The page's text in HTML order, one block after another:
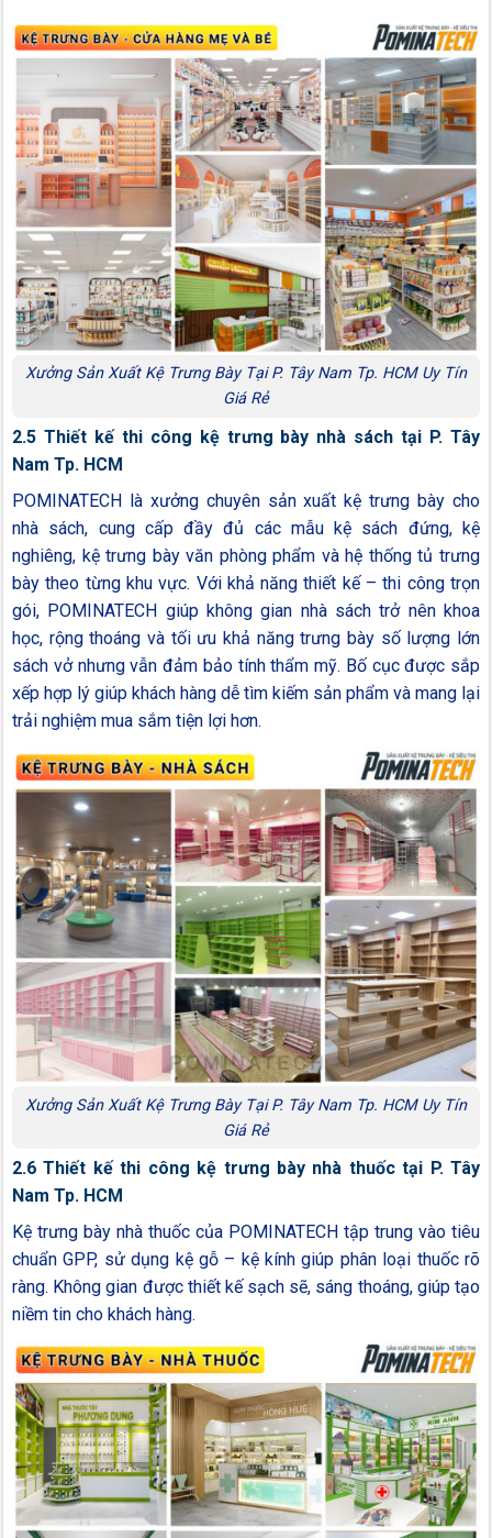
Xưởng Sản Xuất Kệ Trưng Bày Tại P. Tây Nam Tp. HCM Uy Tín
Giá Rẻ
2.5 Thiết kế thi công kệ trưng bày nhà sách tại P. Tây
Nam Tp. HCM
POMINATECH là xưởng chuyên sản xuất kệ trưng bày cho
nhà sách, cung cấp đầy đủ các mẫu kệ sách đứng, kệ
nghiêng, kệ trưng bày văn phòng phẩm và hệ thống tủ trưng
bày theo từng khu vực. Với khả năng thiết kế – thi công trọn
gói, POMINATECH giúp không gian nhà sách trở nên khoa
học, rộng thoáng và tối ưu khả năng trưng bày số lượng lớn
sách vở nhưng vẫn đảm bảo tính thẩm mỹ. Bố cục được sắp
xếp hợp lý giúp khách hàng dễ tìm kiếm sản phẩm và mang lại
trải nghiệm mua sắm tiện lợi hơn.
Xưởng Sản Xuất Kệ Trưng Bày Tại P. Tây Nam Tp. HCM Uy Tín
Giá Rẻ
2.6 Thiết kế thi công kệ trưng bày nhà thuốc tại P. Tây
Nam Tp. HCM
Kệ trưng bày nhà thuốc của POMINATECH tập trung vào tiêu
chuẩn GPP, sử dụng kệ gỗ – kệ kính giúp phân loại thuốc rõ
ràng. Không gian được thiết kế sạch sẽ, sáng thoáng, giúp tạo
niềm tin cho khách hàng.